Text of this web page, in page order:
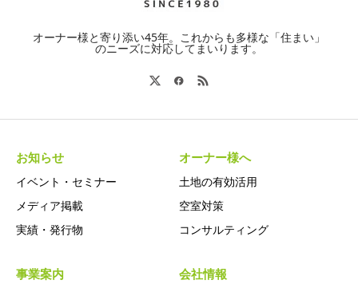
オーナー様と寄り添い45年。これからも多様な「住まい」
のニーズに対応してまいります。
お知らせ
イベント・セミナー
メディア掲載
実績・発行物
オーナー様へ
土地の有効活用
空室対策
コンサルティング
事業案内 会社情報